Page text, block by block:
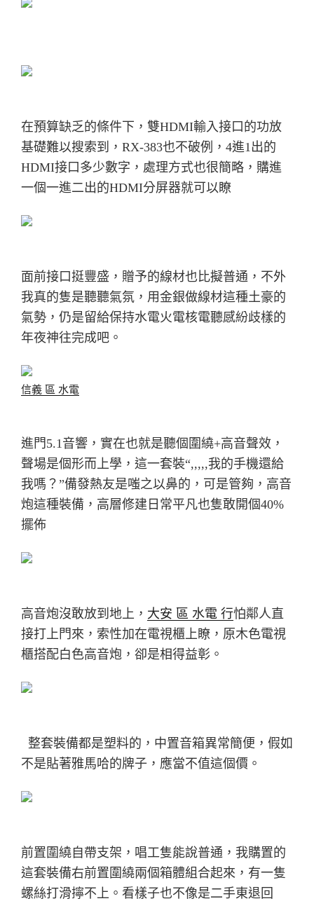
在預算缺乏的條件下，雙HDMI輸入接口的功放
基礎難以搜索到，RX-383也不破例， 4進1出的
HDMI接口多少數字，處理方式也很簡略，購進
一個一進二出的HDMI分屏器就可以瞭
面前接口挺豐盛，贈予的線材也比擬普通，不外
我真的隻是聽聽氣氛， 用金銀做線材這種土豪的
氣勢，仍是留給保持水電火電核電聽感紛歧樣的
年夜神往完成吧。
信義 區 水電
進門5.1音響，實在也就是聽個圍繞+高音聲效，
聲場是個形而上學，這一套裝“,,,,,我的手機還給
我嗎？”備發熱友是嗤之以鼻的，可是管夠，高音
炮這種裝備，高層修建日常平凡也隻敢開個40%
擺佈
高音炮沒敢放到地上， 大安 區 水電 行怕鄰人直
接打上門來，索性加在電視櫃上瞭， 原木色電視
櫃搭配白色高音炮，卻是相得益彰。
整套裝備都是塑料的，中置音箱異常簡便，假如
不是貼著雅馬哈的牌子，應當不值這個價。
前置圍繞自帶支架，唱工隻能說普通，我購置的
這套裝備右前置圍繞兩個箱體組合起來， 有一隻
螺絲打滑擰不上。看樣子也不像是二手東退回